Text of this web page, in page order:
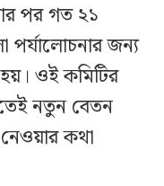
পর গত ২১
পর্যালোচনার জন্য
ওই কমিটির
নতুন বেতন
নেওয়ার কথা